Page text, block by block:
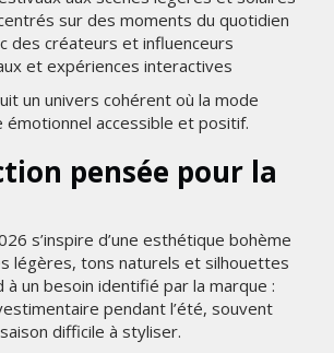
sur des moments du quotidien
des créateurs et influenceurs
et expériences interactives
un univers cohérent où la mode
émotionnel accessible et positif.
pensée pour la
s’inspire d’une esthétique bohème
légères, tons naturels et silhouettes
à un besoin identifié par la marque :
pendant l’été, souvent
difficile à styliser.